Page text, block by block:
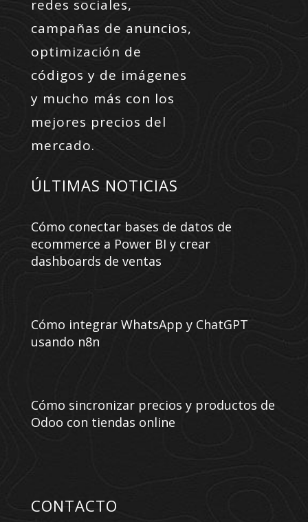
redes sociales,
campañas de anuncios,
optimización de
códigos y de imágenes
y mucho más con los
mejores precios del
mercado.
ÚLTIMAS NOTICIAS
Cómo conectar bases de datos de
ecommerce a Power BI y crear
dashboards de ventas
Cómo integrar WhatsApp y ChatGPT
usando n8n
Cómo sincronizar precios y productos de
Odoo con tiendas online
CONTACTO